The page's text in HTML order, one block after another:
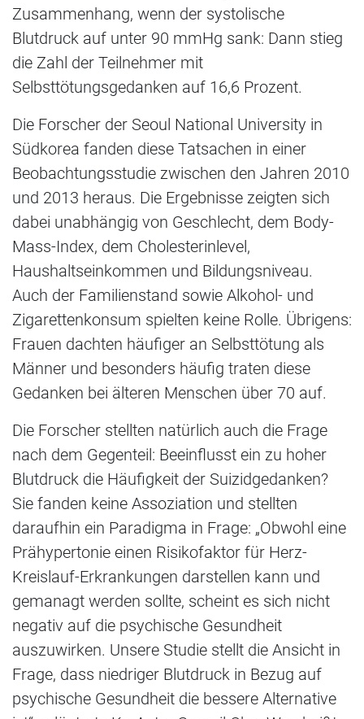
Zusammenhang, wenn der systolische
Blutdruck auf unter 90 mmHg sank: Dann stieg
die Zahl der Teilnehmer mit
Selbsttötungsgedanken auf 16,6 Prozent.
Die Forscher der Seoul National University in
Südkorea fanden diese Tatsachen in einer
Beobachtungsstudie zwischen den Jahren 2010
und 2013 heraus. Die Ergebnisse zeigten sich
dabei unabhängig von Geschlecht, dem Body-
Mass-Index, dem Cholesterinlevel,
Haushaltseinkommen und Bildungsniveau.
Auch der Familienstand sowie Alkohol- und
Zigarettenkonsum spielten keine Rolle. Übrigens:
Frauen dachten häufiger an Selbsttötung als
Männer und besonders häufig traten diese
Gedanken bei älteren Menschen über 70 auf.
Die Forscher stellten natürlich auch die Frage
nach dem Gegenteil: Beeinflusst ein zu hoher
Blutdruck die Häufigkeit der Suizidgedanken?
Sie fanden keine Assoziation und stellten
daraufhin ein Paradigma in Frage: „Obwohl eine
Prähypertonie einen Risikofaktor für Herz-
Kreislauf-Erkrankungen darstellen kann und
gemanagt werden sollte, scheint es sich nicht
negativ auf die psychische Gesundheit
auszuwirken. Unsere Studie stellt die Ansicht in
Frage, dass niedriger Blutdruck in Bezug auf
psychische Gesundheit die bessere Alternative